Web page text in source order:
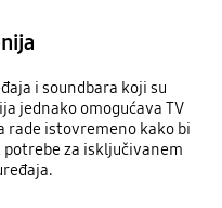
i soundbara koji su
jednako omogućava TV
rade istovremeno kako bi
za isključivanem